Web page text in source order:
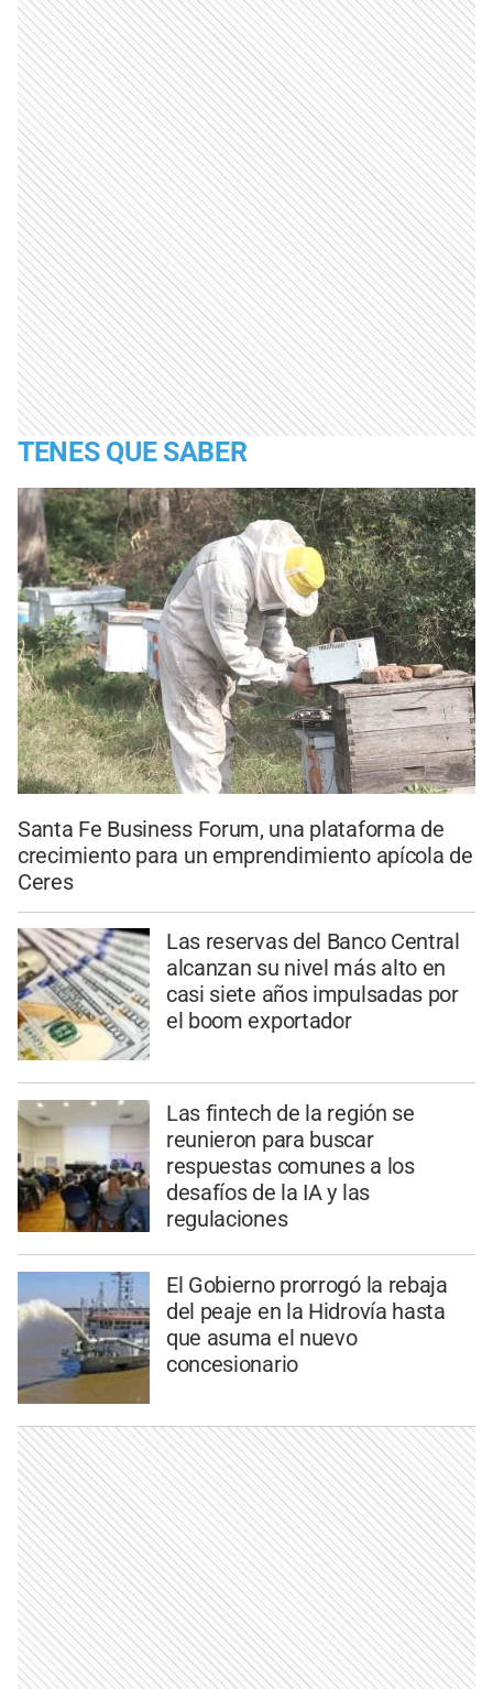
TENES QUE SABER
Santa Fe Business Forum, una plataforma de
crecimiento para un emprendimiento apícola de
Ceres
Las reservas del Banco Central
alcanzan su nivel más alto en
casi siete años impulsadas por
el boom exportador
Las fintech de la región se
reunieron para buscar
respuestas comunes a los
desafíos de la IA y las
regulaciones
El Gobierno prorrogó la rebaja
del peaje en la Hidrovía hasta
que asuma el nuevo
concesionario